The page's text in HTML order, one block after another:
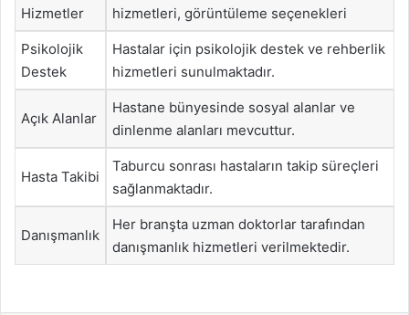
Hizmetler
hizmetleri, görüntüleme seçenekleri
Psikolojik
Destek
Hastalar için psikolojik destek ve rehberlik
hizmetleri sunulmaktadır.
Açık Alanlar
Hastane bünyesinde sosyal alanlar ve
dinlenme alanları mevcuttur.
Hasta Takibi
Taburcu sonrası hastaların takip süreçleri
sağlanmaktadır.
Danışmanlık
Her branşta uzman doktorlar tarafından
danışmanlık hizmetleri verilmektedir.